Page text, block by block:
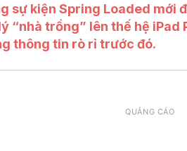
sự kiện Spring Loaded mới
“nhà trồng” lên thế hệ
thông tin rò rỉ trước đó.
QUẢNG CÁO